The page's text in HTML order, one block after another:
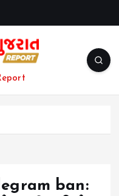
ban: